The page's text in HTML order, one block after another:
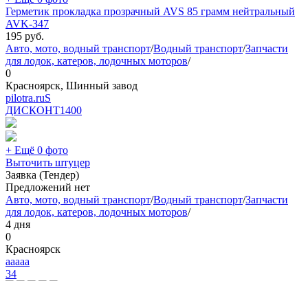
Герметик прокладка прозрачный AVS 85 грамм нейтральный
AVK-347
195 руб.
Авто, мото, водный транспорт/Водный транспорт/Запчасти
для лодок, катеров, лодочных моторов/
0
Красноярск, Шинный завод
pilotra.ruS
ДИСКОНТ1400
+ Ещё 0 фото
Выточить штуцер
Заявка (Тендер)
Предложений нет
Авто, мото, водный транспорт/Водный транспорт/Запчасти
для лодок, катеров, лодочных моторов/
4 дня
0
Красноярск
aaaaa
34